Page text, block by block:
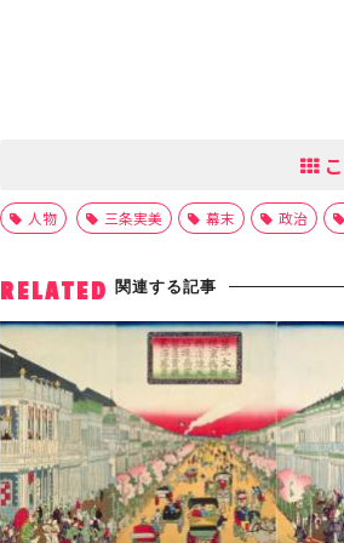
人物 三条実美 幕末 政治
RELATED 関連する記事